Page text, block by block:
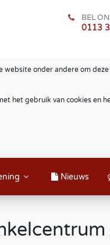
BEL
0113
onder andere om
het gebruik van cookies en
Nieuws